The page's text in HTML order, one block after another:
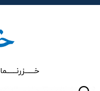
خـــــــزرنـــــــما